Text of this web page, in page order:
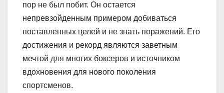
пор не был побит. Он остается
непревзойденным примером добиваться
поставленных целей и не знать поражений. Его
достижения и рекорд являются заветным
мечтой для многих боксеров и источником
вдохновения для нового поколения
спортсменов.